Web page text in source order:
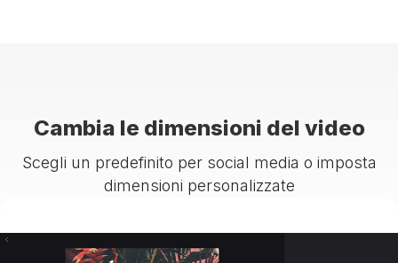
Cambia le dimensioni del video
Scegli un predefinito per social media o imposta
dimensioni personalizzate